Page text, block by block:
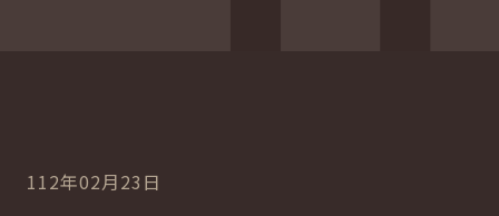
112年02月23日